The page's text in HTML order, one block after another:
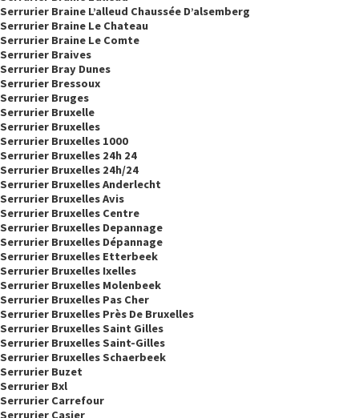
Serrurier Braine L’alleud Chaussée D’alsemberg
Serrurier Braine Le Chateau
Serrurier Braine Le Comte
Serrurier Braives
Serrurier Bray Dunes
Serrurier Bressoux
Serrurier Bruges
Serrurier Bruxelle
Serrurier Bruxelles
Serrurier Bruxelles 1000
Serrurier Bruxelles 24h 24
Serrurier Bruxelles 24h/24
Serrurier Bruxelles Anderlecht
Serrurier Bruxelles Avis
Serrurier Bruxelles Centre
Serrurier Bruxelles Depannage
Serrurier Bruxelles Dépannage
Serrurier Bruxelles Etterbeek
Serrurier Bruxelles Ixelles
Serrurier Bruxelles Molenbeek
Serrurier Bruxelles Pas Cher
Serrurier Bruxelles Près De Bruxelles
Serrurier Bruxelles Saint Gilles
Serrurier Bruxelles Saint-Gilles
Serrurier Bruxelles Schaerbeek
Serrurier Buzet
Serrurier Bxl
Serrurier Carrefour
Serrurier Casier